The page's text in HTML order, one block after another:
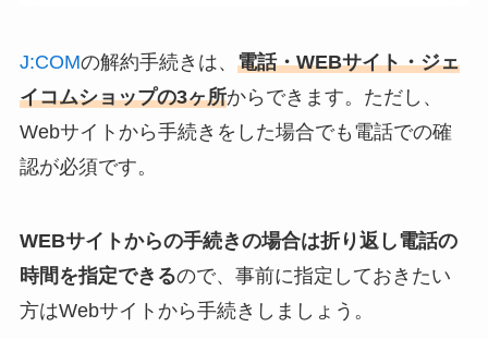
J:COMの解約手続きは、 電話・WEBサイト・ジェ
イコムショップの3ヶ所からできます。ただし、
Webサイトから手続きをした場合でも電話での確
認が必須です。
WEBサイトからの手続きの場合は折り返し電話の
時間を指定できるので、事前に指定しておきたい
方はWebサイトから手続きしましょう。